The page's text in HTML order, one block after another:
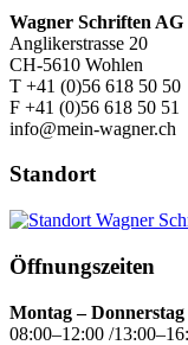
Wagner Schriften AG
Anglikerstrasse 20
CH-5610 Wohlen
T +41 (0)56 618 50 50
F +41 (0)56 618 50 51
info@mein-wagner.ch
Standort
Öffnungszeiten
Montag – Donnerstag
08:00–12:00 /